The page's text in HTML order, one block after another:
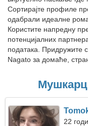
Сортирајте профиле
одабрали идеалне
Користите напредну
потенцијалних
података. Придружите
Nagato за домаће,
22